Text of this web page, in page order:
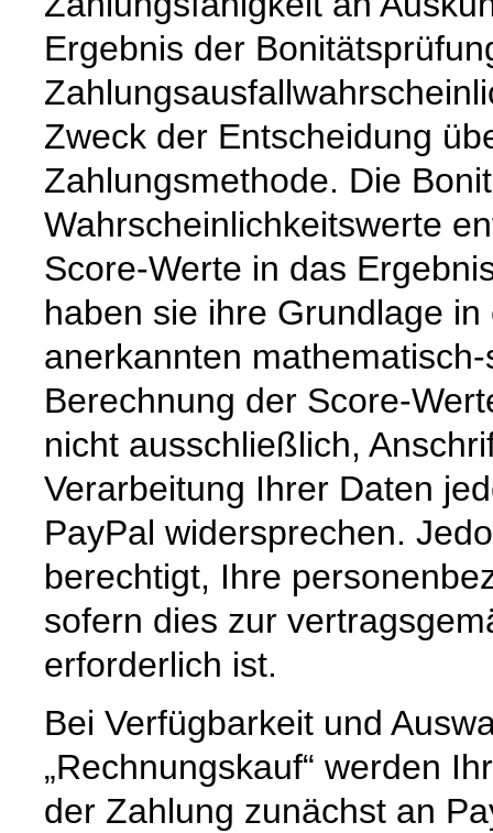
Ergebnis der
Zweck der Entscheidung
Zahlungsmethode. Die
Wahrscheinlichkeitswerte
Score-Werte in das
haben sie ihre Grundlage
anerkannten
Berechnung der Score-
nicht ausschließlich,
Verarbeitung Ihrer Daten
PayPal widersprechen.
berechtigt, Ihre
sofern dies zur
erforderlich ist.
Bei Verfügbarkeit und
„Rechnungskauf“ werden
der Zahlung zunächst an